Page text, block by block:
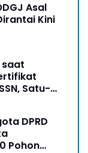
Asal
Kini
saat
Satu-
DPRD
Pohon